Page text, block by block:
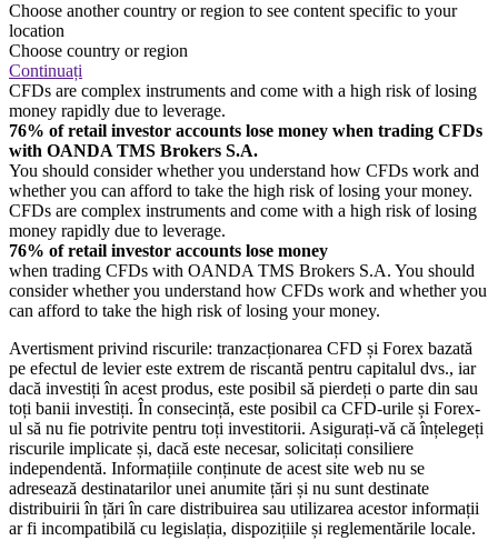
Choose another country or region to see content specific to your
location
Choose country or region
Continuați
CFDs are complex instruments and come with a high risk of losing
money rapidly due to leverage.
76% of retail investor accounts lose money when trading CFDs
with OANDA TMS Brokers S.A.
You should consider whether you understand how CFDs work and
whether you can afford to take the high risk of losing your money.
CFDs are complex instruments and come with a high risk of losing
money rapidly due to leverage.
76% of retail investor accounts lose money
when trading CFDs with OANDA TMS Brokers S.A. You should
consider whether you understand how CFDs work and whether you
can afford to take the high risk of losing your money.
Avertisment privind riscurile: tranzacționarea CFD și Forex bazată
pe efectul de levier este extrem de riscantă pentru capitalul dvs., iar
dacă investiți în acest produs, este posibil să pierdeți o parte din sau
toți banii investiți. În consecință, este posibil ca CFD-urile și Forex-
ul să nu fie potrivite pentru toți investitorii. Asigurați-vă că înțelegeți
riscurile implicate și, dacă este necesar, solicitați consiliere
independentă. Informațiile conținute de acest site web nu se
adresează destinatarilor unei anumite țări și nu sunt destinate
distribuirii în țări în care distribuirea sau utilizarea acestor informații
ar fi incompatibilă cu legislația, dispozițiile și reglementările locale.